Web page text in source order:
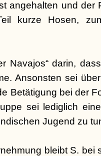
angehalten und der
kurze Hosen,
Navajos“ darin,
Ansonsten sei
Betätigung bei der
sei lediglich
Jugend zu
bleibt S. bei